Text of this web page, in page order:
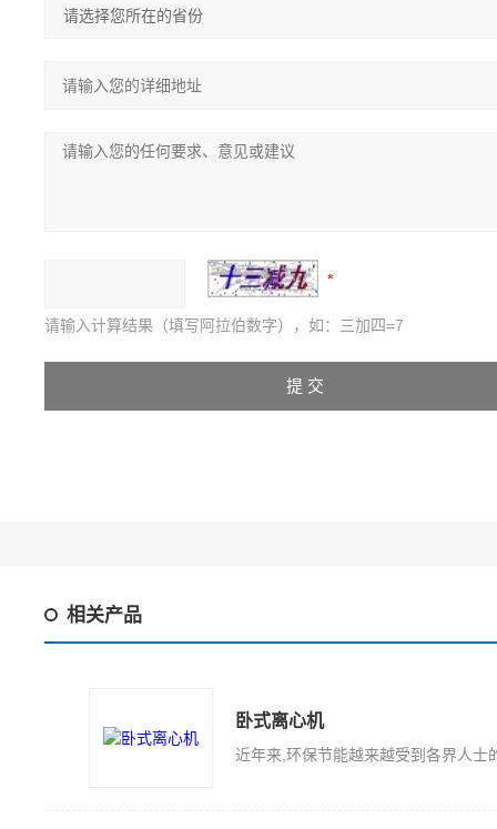
请输入计算结果（填写阿拉伯数字），如：三加四=7
相关产品
卧式离心机